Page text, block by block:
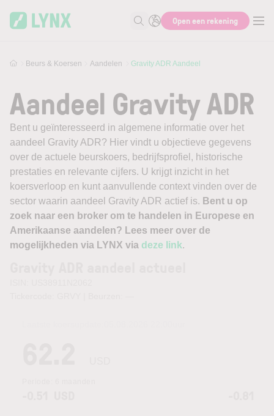
Zoek naar informatie
Open een rekening
Beurs & Koersen Aandelen Gravity ADR Aandeel
Aandeel Gravity ADR
Bent u geïnteresseerd in algemene informatie over het
aandeel Gravity ADR? Hier vindt u objectieve gegevens
over de actuele beurskoers, bedrijfsprofiel, historische
prestaties en relevante cijfers. U krijgt inzicht in het
koersverloop en kunt aanvullende context vinden over de
sector waarin aandeel Gravity ADR actief is. Bent u op
zoek naar een broker om te handelen in Europese en
Amerikaanse aandelen? Lees meer over de
mogelijkheden via LYNX via deze link.